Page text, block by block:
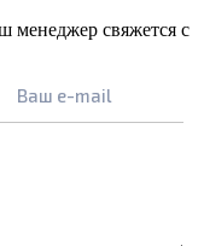
менеджер свяжется с
Ваш e-mail